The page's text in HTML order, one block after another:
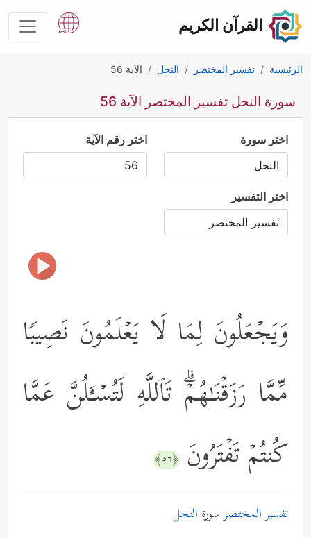
القرآن الكريم
الرئيسية تفسير المختصر النحل الآية 56
سورة النحل تفسير المختصر الآية 56
اختر سورة اختر رقم الآية
اختر التفسير
وَیَجۡعَلُونَ لِمَا لَا یَعۡلَمُونَ نَصِیبࣰا
مِّمَّا رَزَقۡنَـٰهُمۡۗ تَٱللَّهِ لَتُسۡـَٔلُنَّ عَمَّا
كُنتُمۡ تَفۡتَرُونَ ﴿٥٦﴾
تفسير المختصرسورة النحل